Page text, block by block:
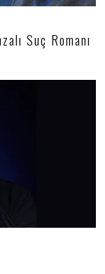
Suç Romanı